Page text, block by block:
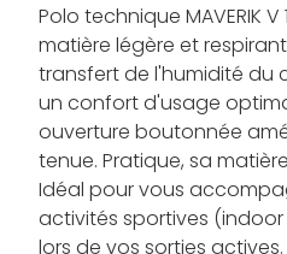
Polo technique MAVERIK
matière légère et
transfert de l'humidité du
un confort d'usage
ouverture boutonnée
tenue. Pratique, sa
Idéal pour vous
activités sportives
lors de vos sorties